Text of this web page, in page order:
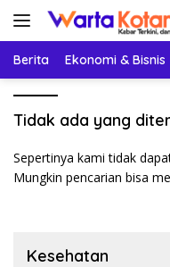
Langsung
Berita Ekonomi & Bisnis
Tidak ada yang
Sepertinya kami tidak
Mungkin pencarian bisa
Kesehatan